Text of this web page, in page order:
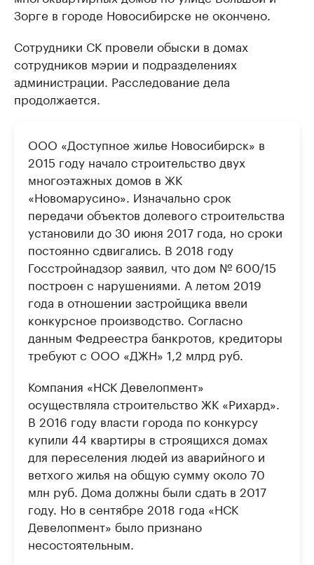
Зорге в городе Новосибирске не окончено.
Сотрудники СК провели обыски в домах
сотрудников мэрии и подразделениях
администрации. Расследование дела
продолжается.
ООО «Доступное жилье Новосибирск» в
2015 году начало строительство двух
многоэтажных домов в ЖК
«Новомарусино». Изначально срок
передачи объектов долевого строительства
установили до 30 июня 2017 года, но сроки
постоянно сдвигались. В 2018 году
Госстройнадзор заявил, что дом № 600/15
построен с нарушениями. А летом 2019
года в отношении застройщика ввели
конкурсное производство. Согласно
данным Федреестра банкротов, кредиторы
требуют с ООО «ДЖН» 1,2 млрд руб.
Компания «НСК Девелопмент»
осуществляла строительство ЖК «Рихард».
В 2016 году власти города по конкурсу
купили 44 квартиры в строящихся домах
для переселения людей из аварийного и
ветхого жилья на общую сумму около 70
млн руб. Дома должны были сдать в 2017
году. Но в сентябре 2018 года «НСК
Девелопмент» было признано
несостоятельным.